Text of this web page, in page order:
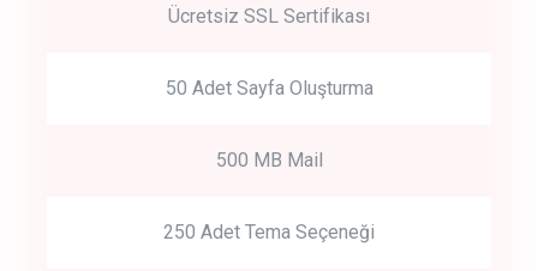
Start by trying our service for 30 days free trial no credit card
Ücretsiz SSL Sertifikası
50 Adet Sayfa Oluşturma
500 MB Mail
250 Adet Tema Seçeneği